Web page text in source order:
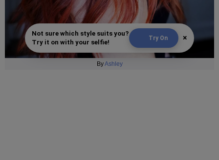
Not sure which style suits you?
Try it on with your selfie!
Try On ×
ByAshley